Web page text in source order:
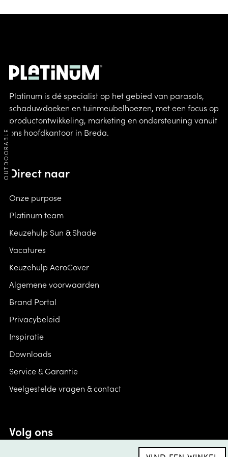
OUTDOORABLE
Platinum is dé specialist op het gebied van parasols,
schaduwdoeken en tuinmeubelhoezen, met een focus op
productontwikkeling, marketing en ondersteuning vanuit
ons hoofdkantoor in Breda.
Direct naar
Onze purpose
Platinum team
Keuzehulp Sun & Shade
Vacatures
Keuzehulp AeroCover
Algemene voorwaarden
Brand Portal
Privacybeleid
Inspiratie
Downloads
Service & Garantie
Veelgestelde vragen & contact
Volg ons